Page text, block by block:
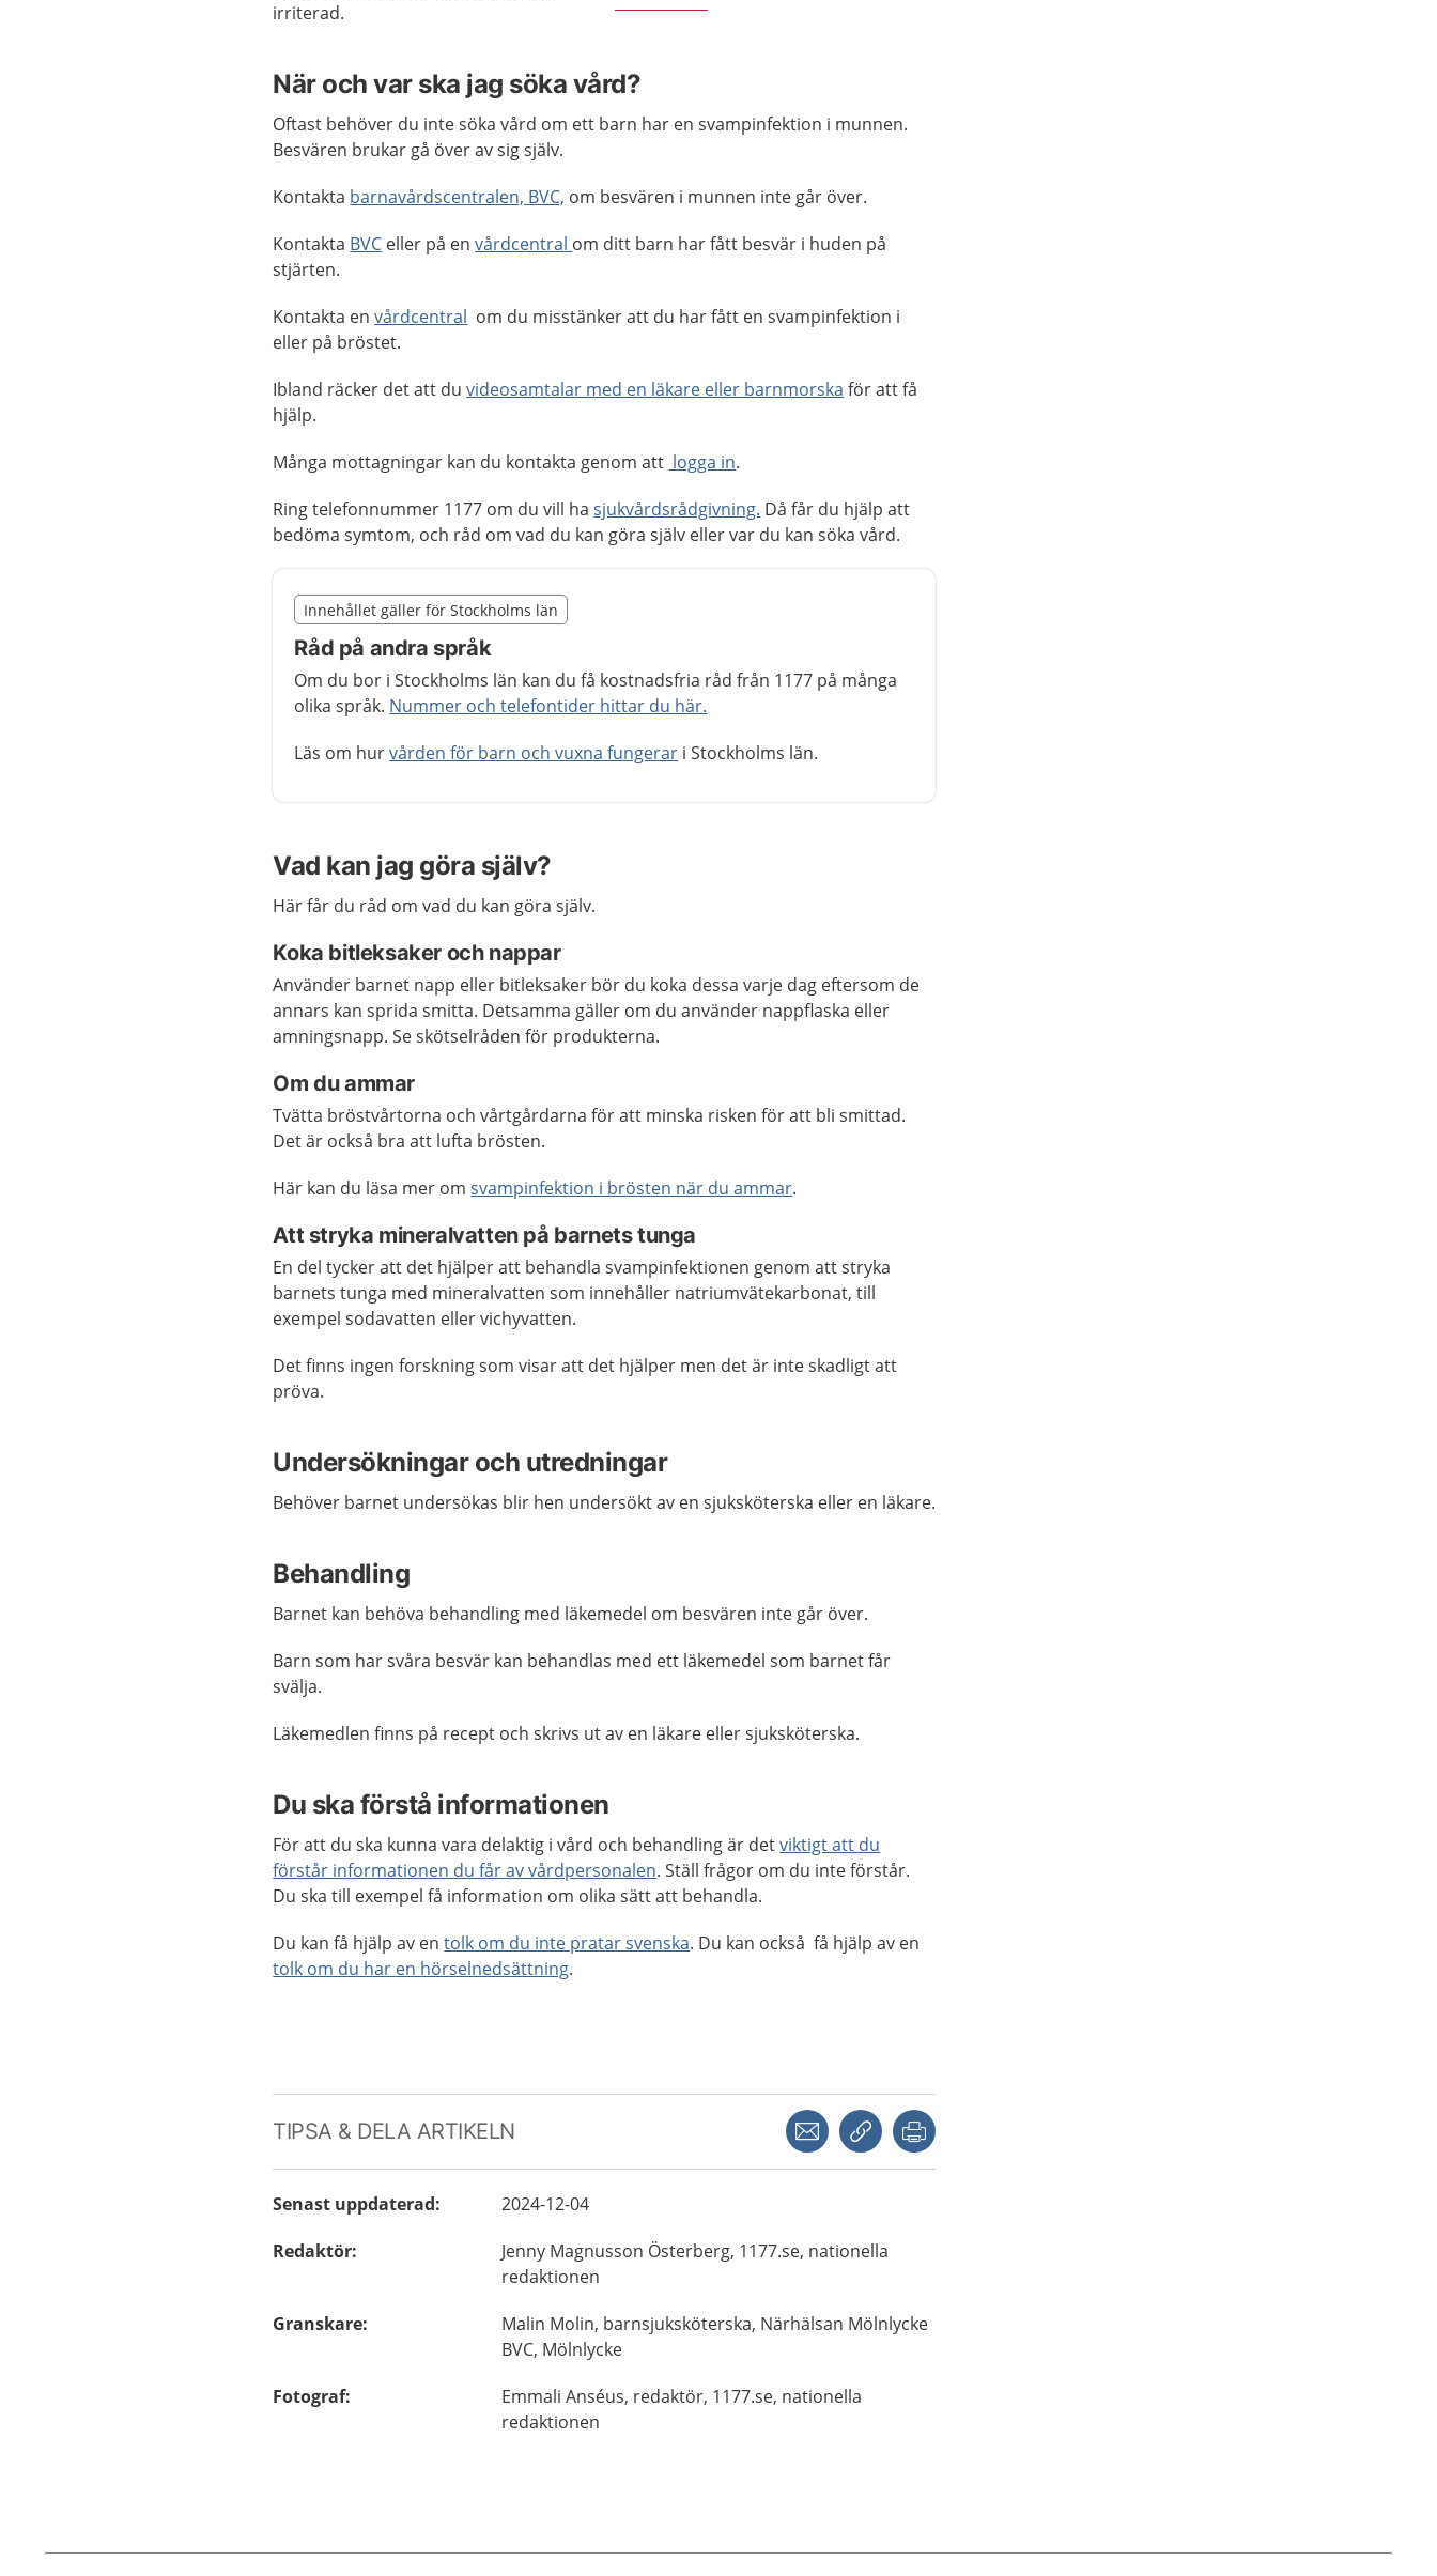
irriterad.
När och var ska jag söka vård?
Oftast behöver du inte söka vård om ett barn har en svampinfektion i munnen.
Besvären brukar gå över av sig själv.
Kontakta barnavårdscentralen, BVC, om besvären i munnen inte går över.
Kontakta BVC eller på envårdcentral om ditt barn har fått besvär i huden på
stjärten.
Kontakta envårdcentral om du misstänker att du har fått en svampinfektion i
eller på bröstet.
Ibland räcker det att duvideosamtalar med en läkare eller barnmorska för att få
hjälp.
Många mottagningar kan du kontakta genom att logga in.
Ring telefonnummer 1177 om du vill hasjukvårdsrådgivning. Då får du hjälp att
bedöma symtom, och råd om vad du kan göra själv eller var du kan söka vård.
Nedan innehåll gäller region Stockholms län
Innehållet gäller för Stockholms län
Råd på andra språk
Om du bor i Stockholms län kan du få kostnadsfria råd från 1177 på många
olika språk. Nummer och telefontider hittar du här.
Läs om hurvården för barn och vuxna fungerar i Stockholms län.
Slut på det regionala tillägget från region Stockholms län
Vad kan jag göra själv?
Här får du råd om vad du kan göra själv.
Koka bitleksaker och nappar
Använder barnet napp eller bitleksaker bör du koka dessa varje dag eftersom de
annars kan sprida smitta. Detsamma gäller om du använder nappflaska eller
amningsnapp. Se skötselråden för produkterna.
Om du ammar
Tvätta bröstvårtorna och vårtgårdarna för att minska risken för att bli smittad.
Det är också bra att lufta brösten.
Här kan du läsa mer omsvampinfektion i brösten när du ammar.
Att stryka mineralvatten på barnets tunga
En del tycker att det hjälper att behandla svampinfektionen genom att stryka
barnets tunga med mineralvatten som innehåller natriumvätekarbonat, till
exempel sodavatten eller vichyvatten.
Det finns ingen forskning som visar att det hjälper men det är inte skadligt att
pröva.
Undersökningar och utredningar
Behöver barnet undersökas blir hen undersökt av en sjuksköterska eller en läkare.
Behandling
Barnet kan behöva behandling med läkemedel om besvären inte går över.
Barn som har svåra besvär kan behandlas med ett läkemedel som barnet får
svälja.
Läkemedlen finns på recept och skrivs ut av en läkare eller sjuksköterska.
Du ska förstå informationen
För att du ska kunna vara delaktig i vård och behandling är detviktigt att du
förstår informationen du får av vårdpersonalen. Ställ frågor om du inte förstår.
Du ska till exempel få information om olika sätt att behandla.
Du kan få hjälp av entolk om du inte pratar svenska. Du kan också få hjälp av en
tolk om du har en hörselnedsättning.
TIPSA & DELA ARTIKELN Dela via mejlKopiera länk
Senast uppdaterad:
2024-12-04
Redaktör: Jenny Magnusson Österberg, 1177.se, nationella
redaktionen
Granskare: Malin Molin, barnsjuksköterska, Närhälsan Mölnlycke
BVC, Mölnlycke
Fotograf: Emmali Anséus, redaktör, 1177.se, nationella
redaktionen